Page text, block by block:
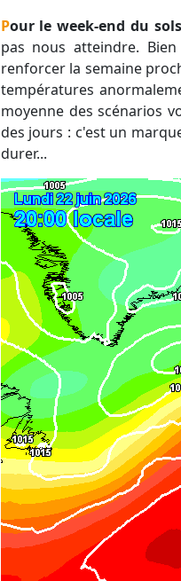
Pour le week-end du
pas nous atteindre.
renforcer la semaine
températures
moyenne des scénarios
des jours : c'est un
durer...